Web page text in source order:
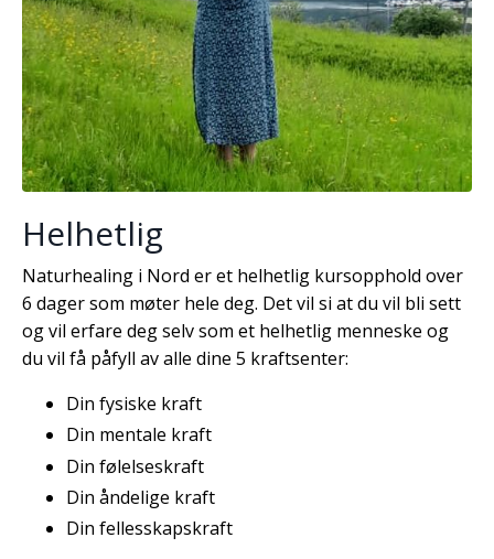
Helhetlig
Naturhealing i Nord er et helhetlig kursopphold over
6 dager som møter hele deg. Det vil si at du vil bli sett
og vil erfare deg selv som et helhetlig menneske og
du vil få påfyll av alle dine 5 kraftsenter:
Din fysiske kraft
Din mentale kraft
Din følelseskraft
Din åndelige kraft
Din fellesskapskraft